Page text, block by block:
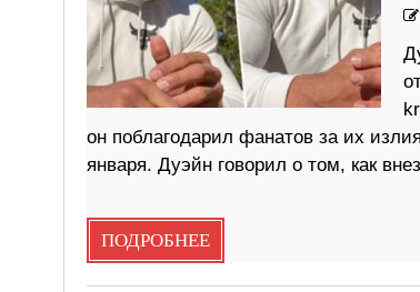
он поблагодарил фанатов за их
января. Дуэйн говорил о том, как
ПОДРОБНЕЕ